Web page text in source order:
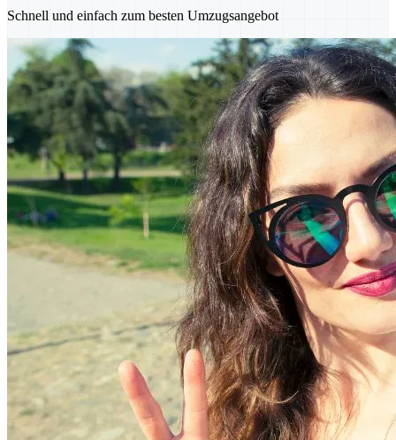
Schnell und einfach zum besten Umzugsangebot